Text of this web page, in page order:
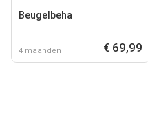
Beugelbeha
4 maanden € 69,99